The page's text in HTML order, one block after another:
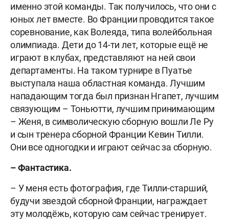
именно этой команды. Так получилось, что они с
юных лет вместе. Во Франции проводится такое
соревнование, как Волеяда, типа волейбольная
олимпиада. Дети до 14-ти лет, которые ещё не
играют в клубах, представляют на ней свои
департаменты. На таком турнире в Пуатье
выступала наша областная команда. Лучшим
нападающим тогда был признан Нгапет, лучшим
связующим – Тоньютти, лучшим принимающим
– Женя, в символическую сборную вошли Ле Ру
и сын тренера сборной Франции Кевин Тилли.
Они все одногодки и играют сейчас за сборную.
– Фантастика.
– У меня есть фотография, где Тилли-старший,
будучи звездой сборной Франции, награждает
эту молодёжь, которую сам сейчас тренирует.